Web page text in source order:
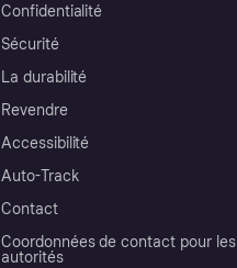
Confidentialité
Sécurité
La durabilité
Revendre
Accessibilité
Auto-Track
Contact
Coordonnées de contact pour les
autorités